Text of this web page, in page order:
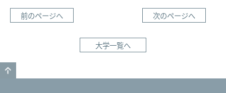
前のページへ 次のページへ
大学一覧へ